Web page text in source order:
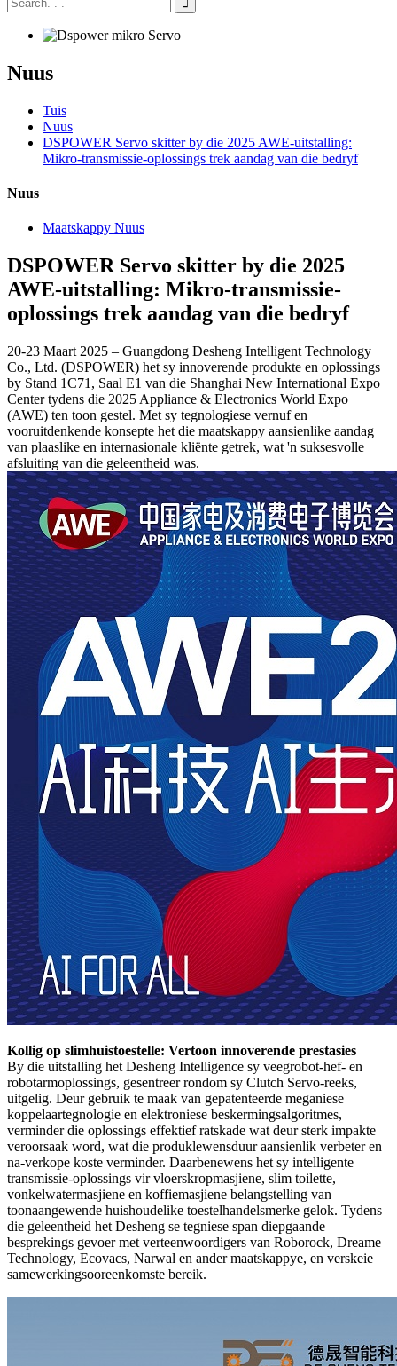
Nuus
Tuis
Nuus
DSPOWER Servo skitter by die 2025 AWE-uitstalling:
Mikro-transmissie-oplossings trek aandag van die bedryf
Nuus
Maatskappy Nuus
DSPOWER Servo skitter by die 2025
AWE-uitstalling: Mikro-transmissie-
oplossings trek aandag van die bedryf
20-23 Maart 2025 – Guangdong Desheng Intelligent Technology
Co., Ltd. (DSPOWER) het sy innoverende produkte en oplossings
by Stand 1C71, Saal E1 van die Shanghai New International Expo
Center tydens die 2025 Appliance & Electronics World Expo
(AWE) ten toon gestel. Met sy tegnologiese vernuf en
vooruitdenkende konsepte het die maatskappy aansienlike aandag
van plaaslike en internasionale kliënte getrek, wat 'n suksesvolle
afsluiting van die geleentheid was.
Kollig op slimhuistoestelle: Vertoon innoverende prestasies
By die uitstalling het Desheng Intelligence sy veegrobot-hef- en
robotarmoplossings, gesentreer rondom sy Clutch Servo-reeks,
uitgelig. Deur gebruik te maak van gepatenteerde meganiese
koppelaartegnologie en elektroniese beskermingsalgoritmes,
verminder die oplossings effektief ratskade wat deur sterk impakte
veroorsaak word, wat die produklewensduur aansienlik verbeter en
na-verkope koste verminder. Daarbenewens het sy intelligente
transmissie-oplossings vir vloerskropmasjiene, slim toilette,
vonkelwatermasjiene en koffiemasjiene belangstelling van
toonaangewende huishoudelike toestelhandelsmerke gelok. Tydens
die geleentheid het Desheng se tegniese span diepgaande
besprekings gevoer met verteenwoordigers van Roborock, Dreame
Technology, Ecovacs, Narwal en ander maatskappye, en verskeie
samewerkingsooreenkomste bereik.